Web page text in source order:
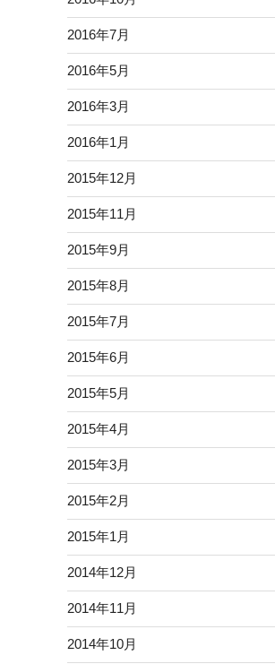
2016年7月
2016年5月
2016年3月
2016年1月
2015年12月
2015年11月
2015年9月
2015年8月
2015年7月
2015年6月
2015年5月
2015年4月
2015年3月
2015年2月
2015年1月
2014年12月
2014年11月
2014年10月